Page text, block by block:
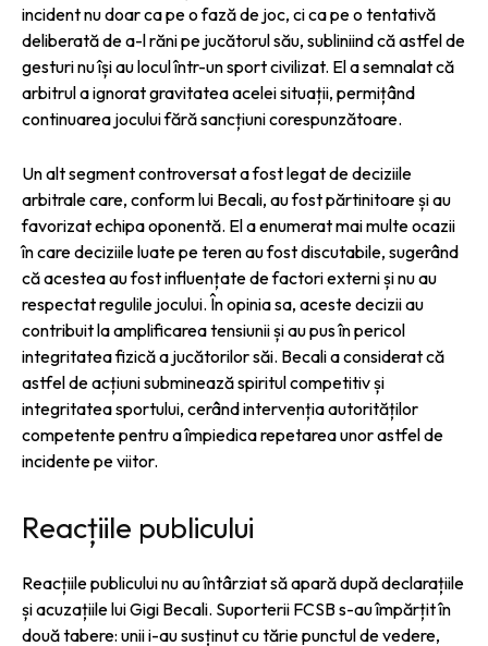
incident nu doar ca pe o fază de joc, ci ca pe o tentativă
deliberată de a-l răni pe jucătorul său, subliniind că astfel de
gesturi nu își au locul într-un sport civilizat. El a semnalat că
arbitrul a ignorat gravitatea acelei situații, permițând
continuarea jocului fără sancțiuni corespunzătoare.
Un alt segment controversat a fost legat de deciziile
arbitrale care, conform lui Becali, au fost părtinitoare și au
favorizat echipa oponentă. El a enumerat mai multe ocazii
în care deciziile luate pe teren au fost discutabile, sugerând
că acestea au fost influențate de factori externi și nu au
respectat regulile jocului. În opinia sa, aceste decizii au
contribuit la amplificarea tensiunii și au pus în pericol
integritatea fizică a jucătorilor săi. Becali a considerat că
astfel de acțiuni subminează spiritul competitiv și
integritatea sportului, cerând intervenția autorităților
competente pentru a împiedica repetarea unor astfel de
incidente pe viitor.
Reacțiile publicului
Reacțiile publicului nu au întârziat să apară după declarațiile
și acuzațiile lui Gigi Becali. Suporterii FCSB s-au împărțit în
două tabere: unii i-au susținut cu tărie punctul de vedere,